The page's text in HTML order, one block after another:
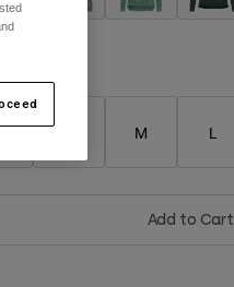
M L
Add to Cart